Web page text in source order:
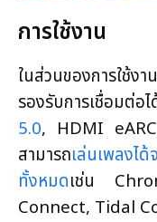
การใช้งาน
ในส่วนของการใช้
รองรับการเชื่อมต่อ
5.0, HDMI
สามารถเล่นเพลงไ
ทั้งหมดเช่น
Connect, Tidal